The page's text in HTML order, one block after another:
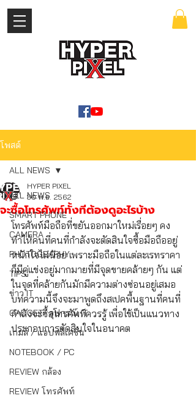
โพสต์
ALL NEWS
SMART PHONE
CAMERA
PHOTOGRAPHY
TIPS
ข่าว IT
GADGET/ อุปกรณ์ IT
เกมส์ / แอปพลิเคชั่น
NOTEBOOK / PC
REVIEW กล้อง
REVIEW โทรศัพท์
ALL NEWS
จะซื้อโทรศัพท์ทั้งทีต้องดูอะไรบ้าง
HYPER PIXEL
30 พ.ย. 2562
โทรศัพท์มือถือที่ขยันออกมาใหม่เรื่อยๆ คง
ทำให้คนที่คนที่กำลังจะตัดสินใจซื้อมือถืออยู่
หนักใจไม่น้อย เพราะมือถือในแต่ละเรทราคา
ก็มีคู่แข่งอยู่มากมายที่มีจุดขายคล้ายๆ กัน แต่
ในจุดที่คล้ายกันมักมีความต่างซ่อนอยู่เสมอ
บทความนี้จึงจะมาพูดถึงสเปคพื้นฐานที่คนที่
กำลังจะซื้อโทรศัพท์ควรรู้ เพื่อใช้เป็นแนวทาง
ประกอบการตัดสินใจในอนาคต